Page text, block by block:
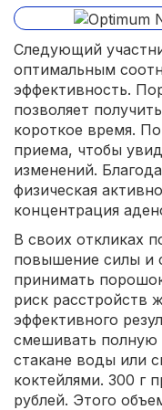
Следующий
оптимальным
эффективность.
позволяет
короткое время.
приема, чтобы
изменений.
физическая
концентрация
В своих откликах
повышение силы и
принимать
риск расстройств
эффективного
смешивать полную
стакане воды или
коктейлями. 300 г
рублей. Этого